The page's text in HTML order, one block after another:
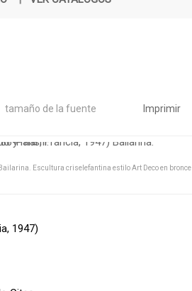
tamaño de la fuente Imprimir
Escultura criselefantina estilo Art Deco en bronce
1947)